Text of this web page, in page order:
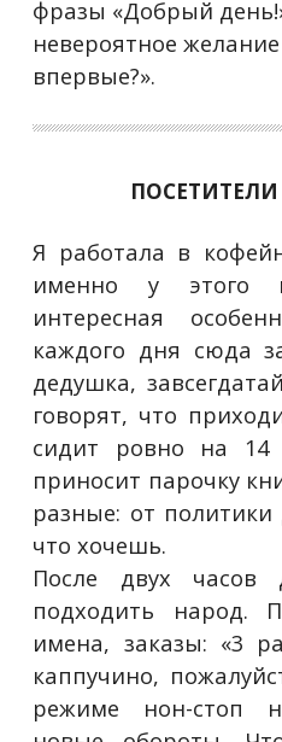
фразы «Добрый
невероятное
впервые?».
ПОСЕТИТЕЛИ
Я работала в
именно у этого
интересная
каждого дня сюда
дедушка,
говорят, что
сидит ровно на 14
приносит парочку
разные: от
что хочешь.
После двух часов
подходить народ.
имена, заказы: «3
каппучино,
режиме нон-стоп